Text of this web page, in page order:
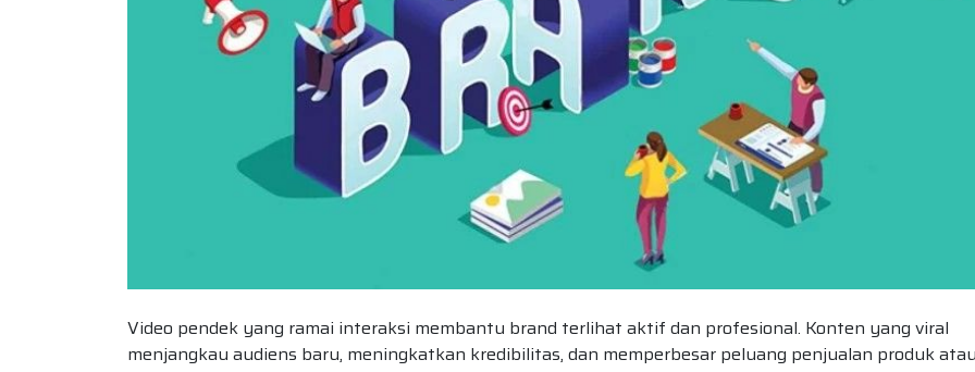
Video pendek yang ramai interaksi membantu brand terlihat aktif dan profesional. Konten yang viral
menjangkau audiens baru, meningkatkan kredibilitas, dan memperbesar peluang penjualan produk atau